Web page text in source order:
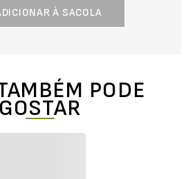
À SACOLA
PODE
GOSTAR